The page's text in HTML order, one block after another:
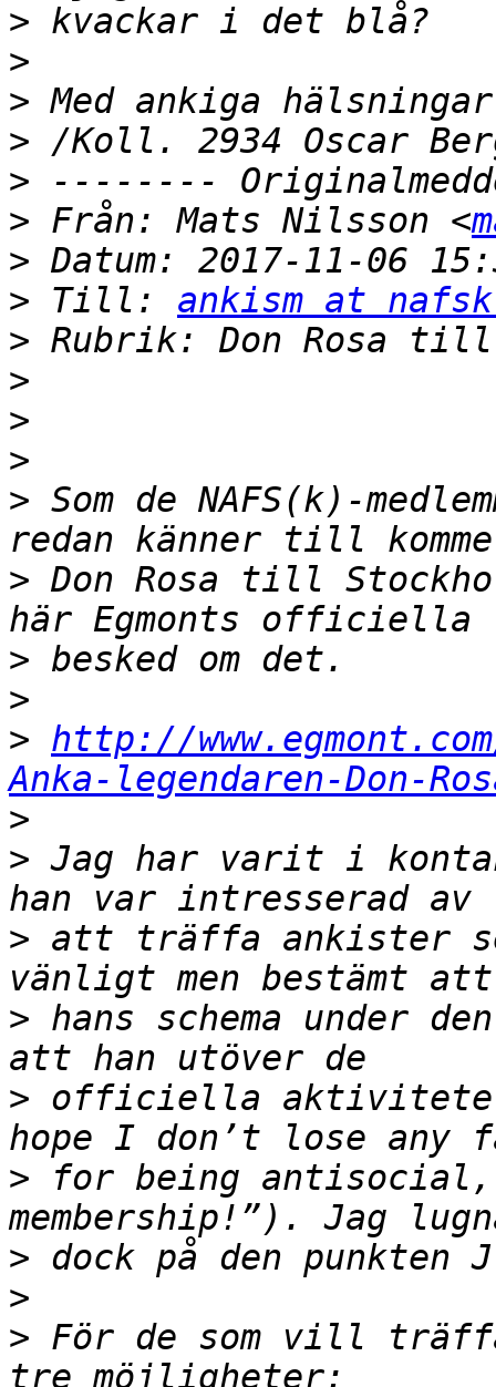
>
>
>
>
>
> Från: Mats Nilsson <
>
> Till: ankism at
>
>
>
>
> Som de NAFS(k)-
> Don Rosa till
>
>
> http://
Anka-legendaren-Don-
>
> Jag har varit i
> att träffa ankister
> hans schema under
> officiella
> for being antisocial,
>
>
> För de som vill